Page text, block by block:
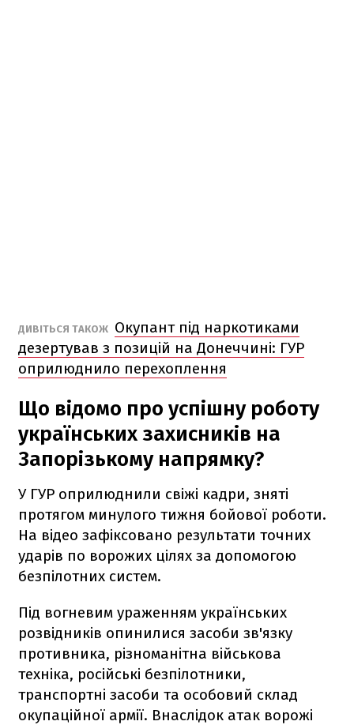
ДИВІТЬСЯ ТАКОЖ Окупант під наркотиками
дезертував з позицій на Донеччині: ГУР
оприлюднило перехоплення
Що відомо про успішну роботу
українських захисників на
Запорізькому напрямку?
У ГУР оприлюднили свіжі кадри, зняті
протягом минулого тижня бойової роботи.
На відео зафіксовано результати точних
ударів по ворожих цілях за допомогою
безпілотних систем.
Під вогневим ураженням українських
розвідників опинилися засоби зв'язку
противника, різноманітна військова
техніка, російські безпілотники,
транспортні засоби та особовий склад
окупаційної армії. Внаслідок атак ворожі